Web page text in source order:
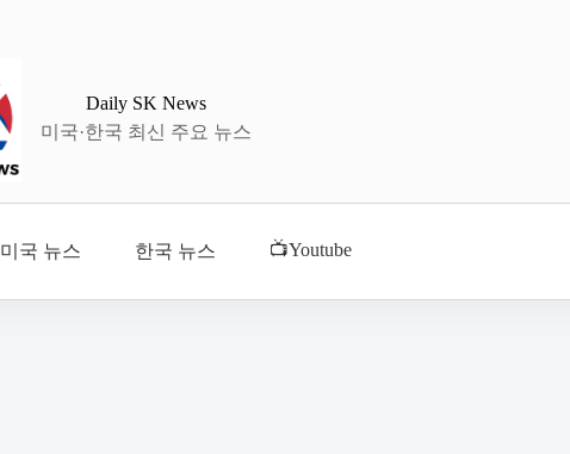
Daily SK News
미국·한국 최신 주요 뉴스
미국 뉴스 한국 뉴스 📺Youtube